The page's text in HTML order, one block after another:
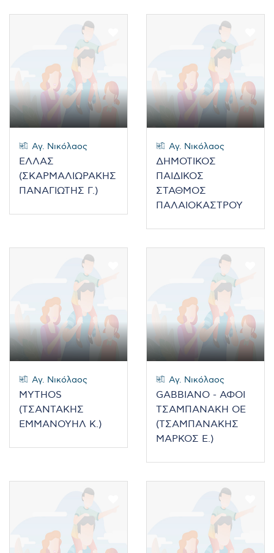
Αγ. Νικόλαος
ΕΛΛΑΣ
(ΣΚΑΡΜΑΛΙΩΡΑΚΗΣ
ΠΑΝΑΓΙΩΤΗΣ Γ.)
Αγ. Νικόλαος
ΔΗΜΟΤΙΚΟΣ
ΠΑΙΔΙΚΟΣ
ΣΤΑΘΜΟΣ
ΠΑΛΑΙΟΚΑΣΤΡΟΥ
Αγ. Νικόλαος
MYTHOS
(ΤΣΑΝΤΑΚΗΣ
ΕΜΜΑΝΟΥΗΛ Κ.)
Αγ. Νικόλαος
GABBIANO - ΑΦΟΙ
ΤΣΑΜΠΑΝΑΚΗ OE
(ΤΣΑΜΠΑΝΑΚΗΣ
ΜΑΡΚΟΣ Ε.)